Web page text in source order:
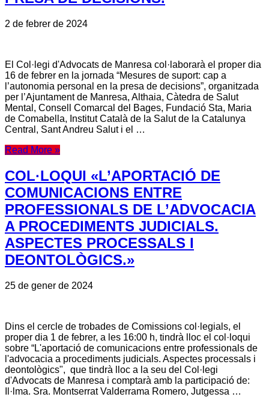
2 de febrer de 2024
El Col·legi d'Advocats de Manresa col·laborarà el proper dia
16 de febrer en la jornada “Mesures de suport: cap a
l’autonomia personal en la presa de decisions”, organitzada
per l’Ajuntament de Manresa, Althaia, Càtedra de Salut
Mental, Consell Comarcal del Bages, Fundació Sta, Maria
de Comabella, Institut Català de la Salut de la Catalunya
Central, Sant Andreu Salut i el …
Read More »
COL·LOQUI «L’APORTACIÓ DE
COMUNICACIONS ENTRE
PROFESSIONALS DE L’ADVOCACIA
A PROCEDIMENTS JUDICIALS.
ASPECTES PROCESSALS I
DEONTOLÒGICS.»
25 de gener de 2024
Dins el cercle de trobades de Comissions col·legials, el
proper dia 1 de febrer, a les 16:00 h, tindrà lloc el col·loqui
sobre “L'aportació de comunicacions entre professionals de
l'advocacia a procediments judicials. Aspectes processals i
deontològics", que tindrà lloc a la seu del Col·legi
d'Advocats de Manresa i comptarà amb la participació de:
Il·lma. Sra. Montserrat Valderrama Romero, Jutgessa …